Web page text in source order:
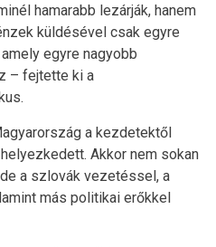
hamarabb lezárják, hanem
küldésével csak egyre
egyre nagyobb
– fejtette ki a
a kezdetektől
Akkor nem sokan
a szlovák vezetéssel, a
más politikai erőkkel